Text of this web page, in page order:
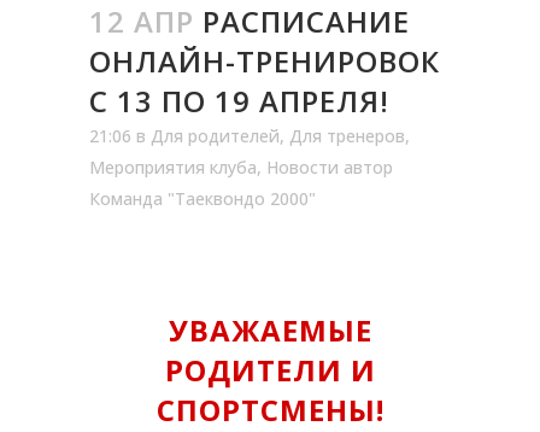
12 АПР РАСПИСАНИЕ
ОНЛАЙН-ТРЕНИРОВОК
С 13 ПО 19 АПРЕЛЯ!
21:06 в Для родителей, Для тренеров,
Мероприятия клуба, Новости автор
Команда "Таеквондо 2000"
УВАЖАЕМЫЕ
РОДИТЕЛИ И
СПОРТСМЕНЫ!